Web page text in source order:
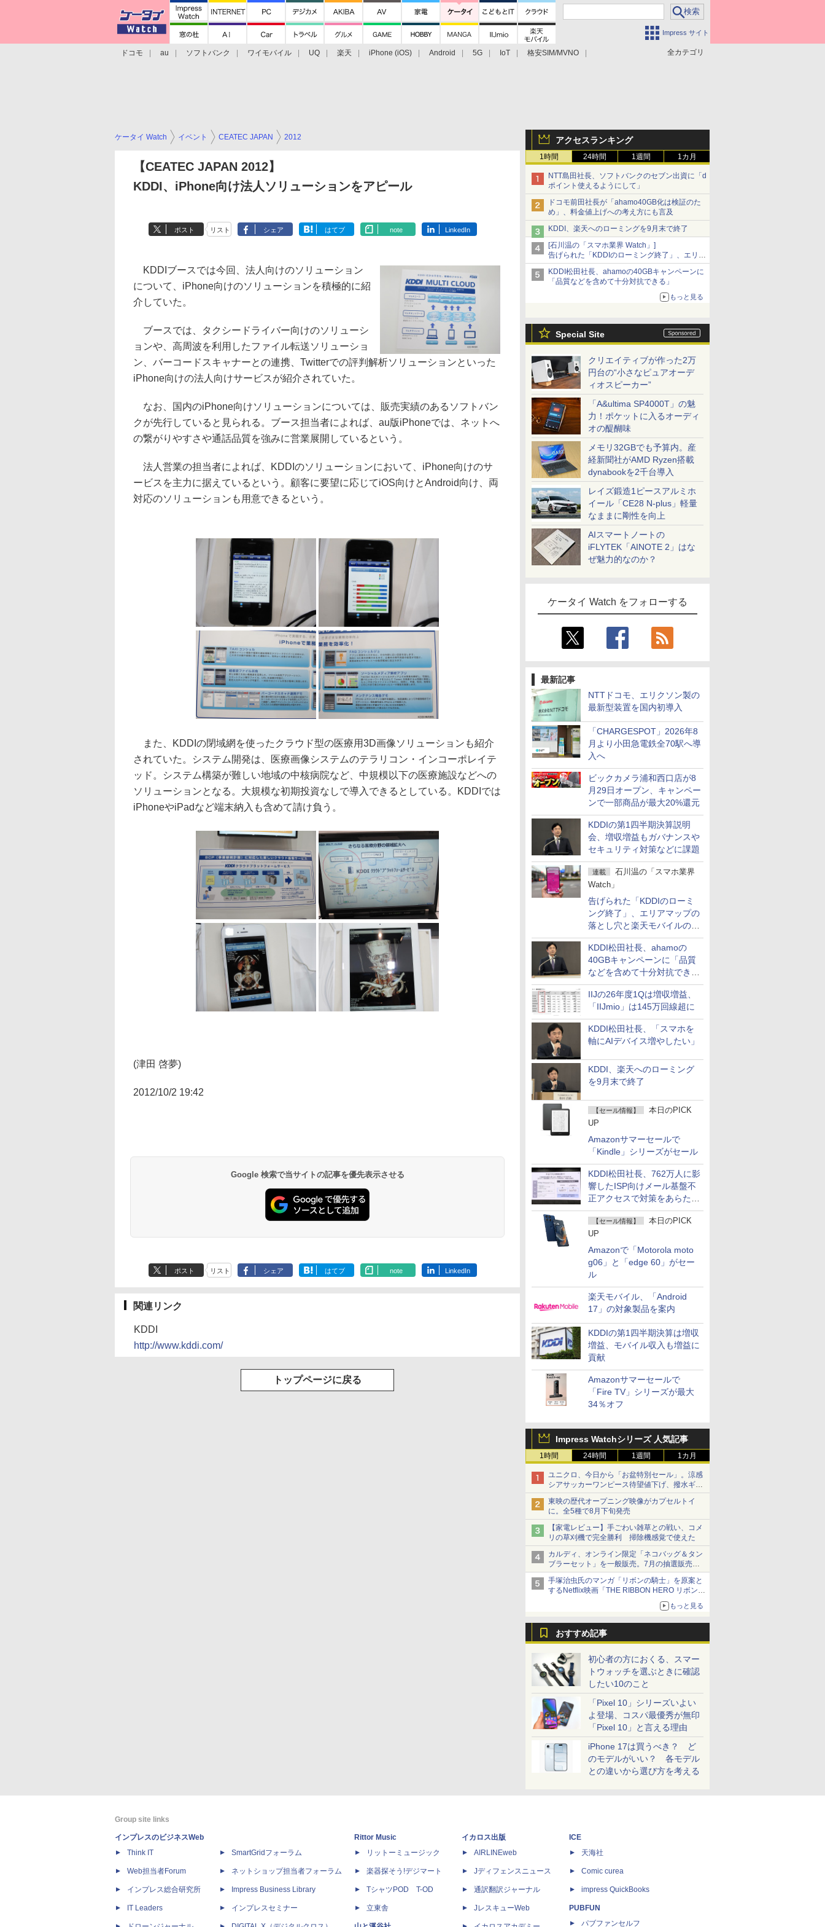
Impress サイト
全カテゴリ
ドコモ au ソフトバンク ワイモバイル UQ 楽天 iPhone (iOS) Android 5G IoT
格安SIM/MVNO
アクセスランキング
1時間 24時間 1週間 1カ月
NTT島田社長、ソフトバンクのセブン出資に「d
ポイント使えるようにして」
ドコモ前田社長が「ahamo40GB化は検証のた
め」、料金値上げへの考え方にも言及
KDDI、楽天へのローミングを9月末で終了
[石川温の「スマホ業界 Watch」]
告げられた「KDDIのローミング終了」、エリア
マップの落とし穴と楽天モバイルの課題
KDDI松田社長、ahamoの40GBキャンペーンに
「品質などを含めて十分対抗できる」
もっと見る
Special Site
クリエイティブが作った2万
円台の“小さなピュアオーデ
ィオスピーカー”
「A&ultima SP4000T」の魅
力！ポケットに入るオーディ
オの醍醐味
メモリ32GBでも予算内。産
経新聞社がAMD Ryzen搭載
dynabookを2千台導入
レイズ鍛造1ピースアルミホ
イール「CE28 N-plus」軽量
なままに剛性を向上
AIスマートノートの
iFLYTEK「AINOTE 2」はな
ぜ魅力的なのか？
ケータイ Watch をフォローする
最新記事
NTTドコモ、エリクソン製の
最新型装置を国内初導入
「CHARGESPOT」2026年8
月より小田急電鉄全70駅へ導
入へ
ビックカメラ浦和西口店が8
月29日オープン、キャンペー
ンで一部商品が最大20%還元
KDDIの第1四半期決算説明
会、増収増益もガバナンスや
セキュリティ対策などに課題
連載
石川温の「スマホ業界
Watch」
告げられた「KDDIのローミ
ング終了」、エリアマップの
落とし穴と楽天モバイルの課
題
KDDI松田社長、ahamoの
40GBキャンペーンに「品質
などを含めて十分対抗でき
る」
IIJの26年度1Qは増収増益、
「IIJmio」は145万回線超に
KDDI松田社長、「スマホを
軸にAIデバイス増やしたい」
KDDI、楽天へのローミング
を9月末で終了
【セール情報】
本日のPICK
UP
Amazonサマーセールで
「Kindle」シリーズがセール
KDDI松田社長、762万人に影
響したISP向けメール基盤不
正アクセスで対策をあらため
て説明
【セール情報】
本日のPICK
UP
Amazonで「Motorola moto
g06」と「edge 60」がセー
ル
楽天モバイル、「Android
17」の対象製品を案内
KDDIの第1四半期決算は増収
増益、モバイル収入も増益に
貢献
Amazonサマーセールで
「Fire TV」シリーズが最大
34％オフ
Impress Watchシリーズ 人気記事
1時間 24時間 1週間 1カ月
ユニクロ、今日から「お盆特別セール」。涼感
シアサッカーワンピース待望値下げ、撥水ギア
ショーツは1990円に
東映の歴代オープニング映像がカプセルトイ
に。全5種で8月下旬発売
【家電レビュー】手ごわい雑草との戦い、コメ
リの草刈機で完全勝利 掃除機感覚で使えた
カルディ、オンライン限定「ネコバッグ＆タン
ブラーセット」を一般販売。7月の抽選販売の
当選無効分
手塚治虫氏のマンガ「リボンの騎士」を原案と
するNetflix映画「THE RIBBON HERO リボンヒ
もっと見る
おすすめ記事
初心者の方におくる、スマー
トウォッチを選ぶときに確認
したい10のこと
「Pixel 10」シリーズいよい
よ登場、コスパ最優秀が無印
「Pixel 10」と言える理由
iPhone 17は買うべき？ ど
のモデルがいい？ 各モデル
との違いから選び方を考える
ケータイ Watch イベント CEATEC JAPAN 2012
【CEATEC JAPAN 2012】
KDDI、iPhone向け法人ソリューションをアピール
ポスト リスト シェア はてブ note LinkedIn
KDDIブースでは今回、法人向けのソリューション
について、iPhone向けのソリューションを積極的に紹
介していた。
ブースでは、タクシードライバー向けのソリューシ
ョンや、高周波を利用したファイル転送ソリューショ
ン、バーコードスキャナーとの連携、Twitterでの評判解析ソリューションといった
iPhone向けの法人向けサービスが紹介されていた。
なお、国内のiPhone向けソリューションについては、販売実績のあるソフトバン
クが先行していると見られる。ブース担当者によれば、au版iPhoneでは、ネットへ
の繋がりやすさや通話品質を強みに営業展開しているという。
法人営業の担当者によれば、KDDIのソリューションにおいて、iPhone向けのサ
ービスを主力に据えているという。顧客に要望に応じてiOS向けとAndroid向け、両
対応のソリューションも用意できるという。
また、KDDIの閉域網を使ったクラウド型の医療用3D画像ソリューションも紹介
されていた。システム開発は、医療画像システムのテラリコン・インコーポレイテ
ッド。システム構築が難しい地域の中核病院など、中規模以下の医療施設などへの
ソリューションとなる。大規模な初期投資なしで導入できるとしている。KDDIでは
iPhoneやiPadなど端末納入も含めて請け負う。
(津田 啓夢)
2012/10/2 19:42
Google 検索で当サイトの記事を優先表示させる
ポスト リスト シェア はてブ note LinkedIn
関連リンク
KDDI
http://www.kddi.com/
トップページに戻る
Group site links
インプレスのビジネスWeb
Think IT
Web担当者Forum
インプレス総合研究所
IT Leaders
SmartGridフォーラム
ネットショップ担当者フォーラム
Impress Business Library
インプレスセミナー
Rittor Music
リットーミュージック
楽器探そう!デジマート
TシャツPOD T-OD
立東舎
イカロス出版
AIRLINEweb
Jディフェンスニュース
通訳翻訳ジャーナル
JレスキューWeb
ICE
天海社
Comic curea
impress QuickBooks
PUBFUN
パブファンセルフ